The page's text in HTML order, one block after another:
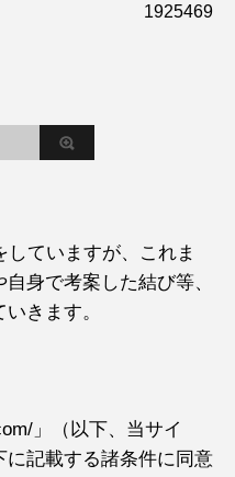
1925469
ていますが、これま
身で考案した結び等、
きます。
」（以下、当サイ
に記載する諸条件に同意